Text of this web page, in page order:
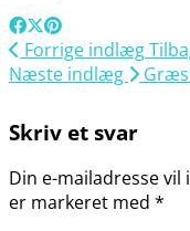
Forrige indlæg
Næste indlæg
Skriv et svar
Din e-mailadresse vil
er markeret med *